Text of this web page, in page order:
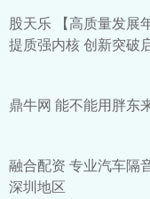
股天乐 【高质量发展
提质强内核 创新突破
鼎牛网 能不能用胖东
融合配资 专业汽车隔
深圳地区